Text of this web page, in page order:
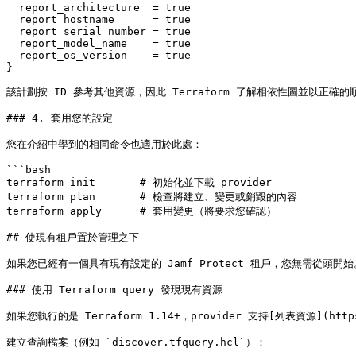
  report_architecture  = true
  report_hostname      = true
  report_serial_number = true
  report_model_name    = true
  report_os_version    = true
}
該計劃按 ID 參考其他資源，因此 Terraform 了解相依性圖並以正確的
### 4. 套用您的設定
您在介紹中學到的相同命令也適用於此處：
```bash
terraform init       # 初始化並下載 provider
terraform plan       # 檢查將建立、變更或銷毀的內容
terraform apply      # 套用變更（將要求您確認）
## 使現有租戶置於管理之下
如果您已經有一個具有現有設定的 Jamf Protect 租戶，您無需從頭
### 使用 Terraform query 發現現有資源
如果您執行的是 Terraform 1.14+，provider 支持[列表資源
建立查詢檔案（例如 `discover.tfquery.hcl`）：